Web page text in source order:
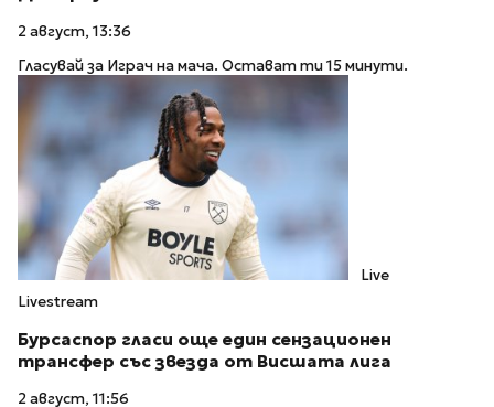
2 август, 13:36
Гласувай за Играч на мача. Остават ти 15 минути.
Live
Livestream
Бурсаспор гласи още един сензационен
трансфер със звезда от Висшата лига
2 август, 11:56